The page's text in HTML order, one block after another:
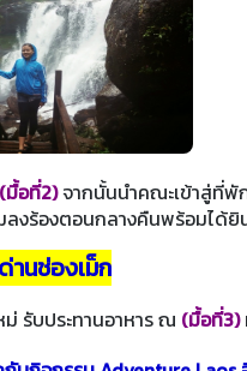
(มื้อที่2)จากนั้นนำคณะเข้าสู่ที่พั
ลงร้องตอนกลางคืนพร้อมได้
นช่องเม็ก
รับประทานอาหาร ณ (มื้อที่3)